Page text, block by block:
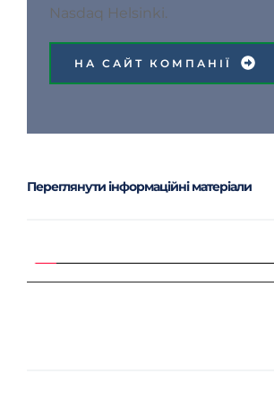
Nasdaq Helsinki.
НА САЙТ КОМПАНІЇ
Переглянути інформаційні матеріали